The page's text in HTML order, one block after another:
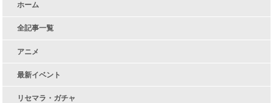
ホーム
全記事一覧
アニメ
最新イベント
リセマラ・ガチャ